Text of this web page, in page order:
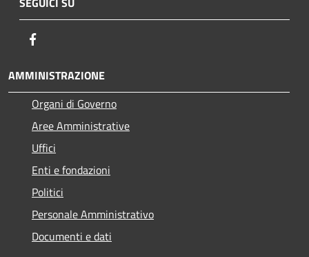
AMMINISTRAZIONE
Organi di Governo
Aree Amministrative
Uffici
Enti e fondazioni
Politici
Personale Amministrativo
Documenti e dati